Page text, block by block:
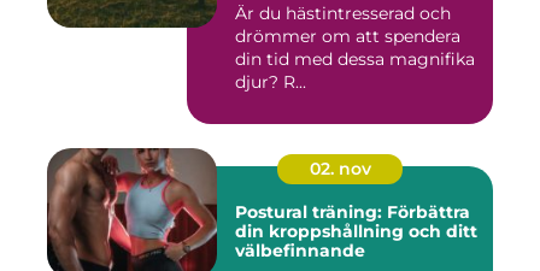
Är du hästintresserad och
drömmer om att spendera
din tid med dessa magnifika
djur? R...
02. nov
Postural träning: Förbättra
din kroppshållning och ditt
välbefinnande